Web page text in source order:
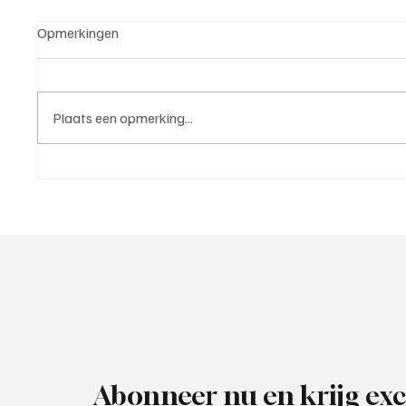
Opmerkingen
Plaats een opmerking...
Abonneer nu en krijg